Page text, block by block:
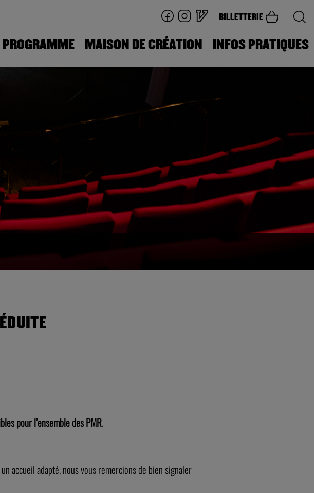
BILLETTERIE
PROGRAMME MAISON DE CRÉATION INFOS PRATIQUES
pour l’ensemble des PMR.
accueil adapté, nous vous remercions de bien signaler